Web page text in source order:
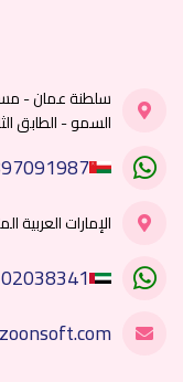
سلطنة عمان -
السمو - الطابق
الإمارات العربية